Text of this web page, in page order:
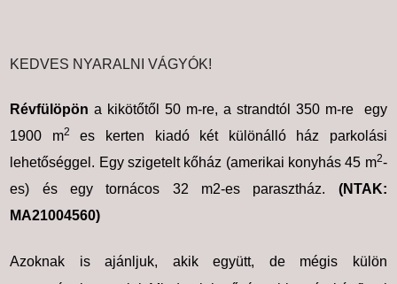
KEDVES NYARALNI VÁGYÓK!
Révfülöpön a kikötőtől 50 m-re, a strandtól 350 m-re egy
1900 m2
es kerten kiadó két különálló ház parkolási
lehetőséggel. Egy szigetelt kőház (amerikai konyhás 45 m2-
es) és egy tornácos 32 m2-es parasztház. (NTAK:
MA21004560)
Azoknak is ajánljuk, akik együtt, de mégis külön